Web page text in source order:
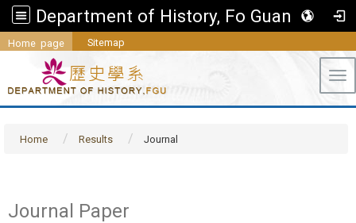
Department of History, Fo Guang University
Home page Sitemap
Home Results Journal
Journal Paper